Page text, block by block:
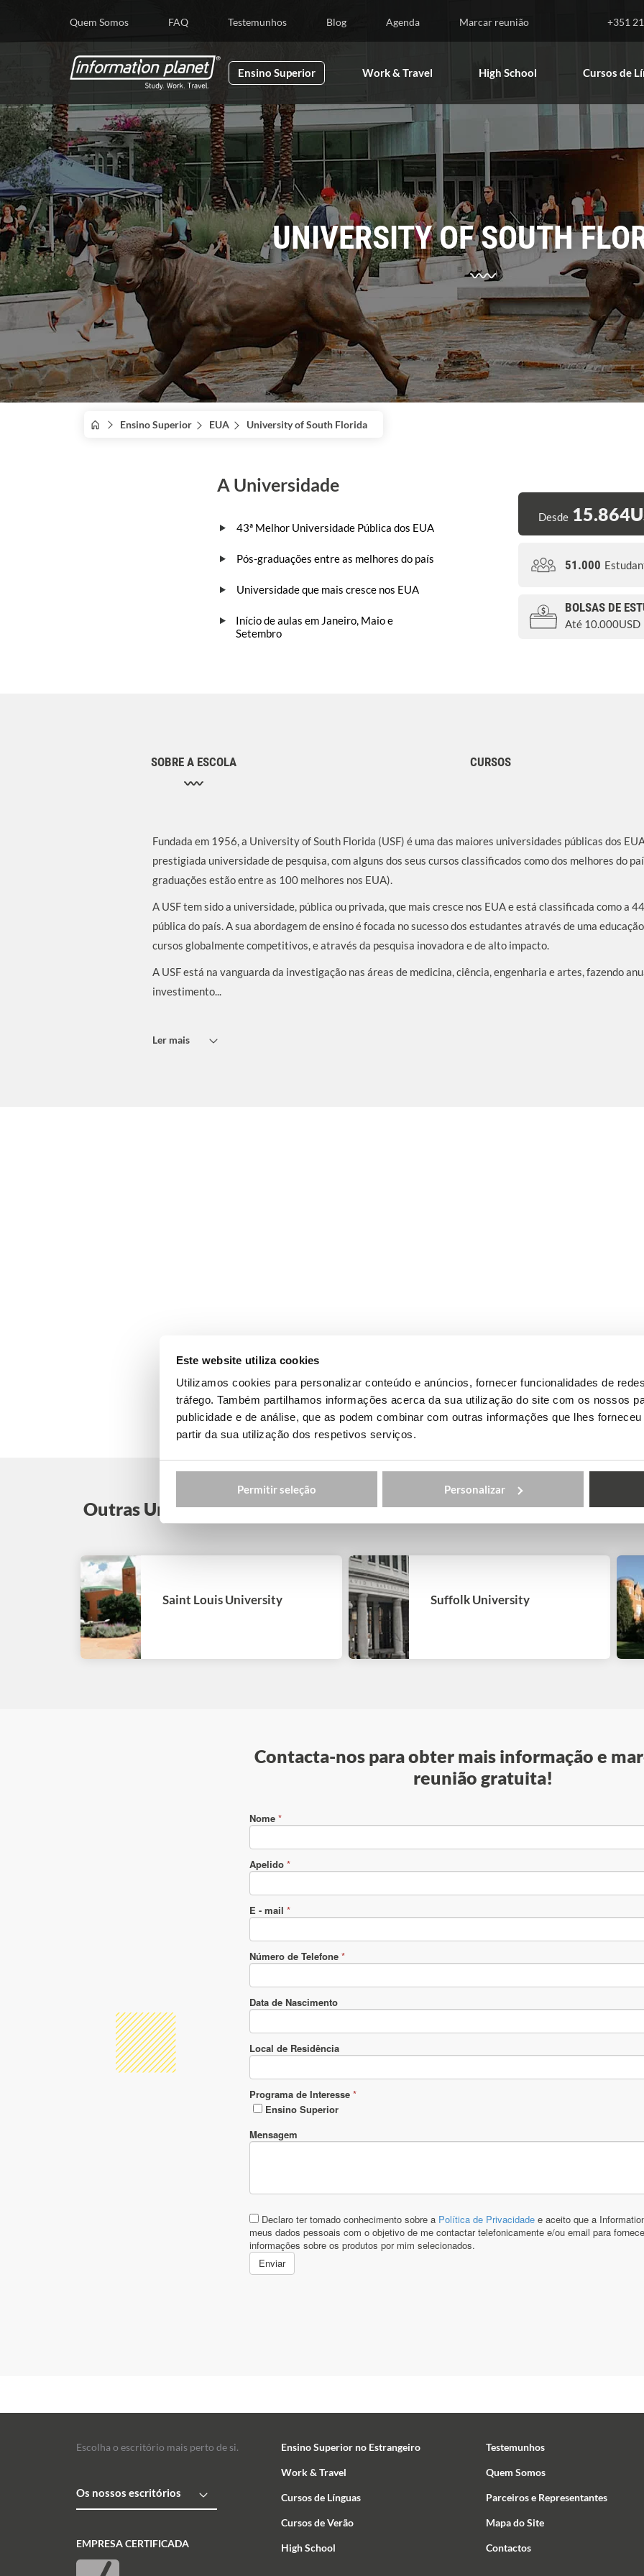
Este website utiliza cookies
Utilizamos cookies para personalizar conteúdo e anúncios, fornecer funcionalidades de
tráfego. Também partilhamos informações acerca da sua utilização do site com os nossos
publicidade e de análise, que as podem combinar com outras informações que lhes
partir da sua utilização dos respetivos serviços.
Permitir seleção Personalizar
Quem Somos FAQ Testemunhos Blog Agenda Marcar reunião +351
Ensino Superior Work & Travel High School Cursos de
UNIVERSITY OF SOUTH
Ensino Superior EUA University of South Florida
A Universidade
43ª Melhor Universidade Pública dos EUA
Pós-graduações entre as melhores do país
Universidade que mais cresce nos EUA
Início de aulas em Janeiro, Maio e
Setembro
Desde
51.000
BOLSAS DE
Até 10.000USD
SOBRE A ESCOLA CURSOS
Fundada em 1956, a University of South Florida (USF) é uma das maiores universidades públicas dos
prestigiada universidade de pesquisa, com alguns dos seus cursos classificados como dos melhores do
graduações estão entre as 100 melhores nos EUA).
A USF tem sido a universidade, pública ou privada, que mais cresce nos EUA e está classificada como a
pública do país. A sua abordagem de ensino é focada no sucesso dos estudantes através de uma
cursos globalmente competitivos, e através da pesquisa inovadora e de alto impacto.
A USF está na vanguarda da investigação nas áreas de medicina, ciência, engenharia e artes, fazendo
investimento...
Ler mais
Outras Universidades nos EUA
Saint Louis University Suffolk University
Contacta-nos para obter mais informação e
reunião gratuita!
Escolha o escritório mais perto de si.
Os nossos escritórios
EMPRESA CERTIFICADA
Ensino Superior no Estrangeiro
Work & Travel
Cursos de Línguas
Cursos de Verão
High School
Testemunhos
Quem Somos
Parceiros e Representantes
Mapa do Site
Contactos
Ensino Superior Work & Travel